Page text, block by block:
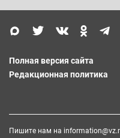
Полная версия сайта
Редакционная политика
Пишите нам на